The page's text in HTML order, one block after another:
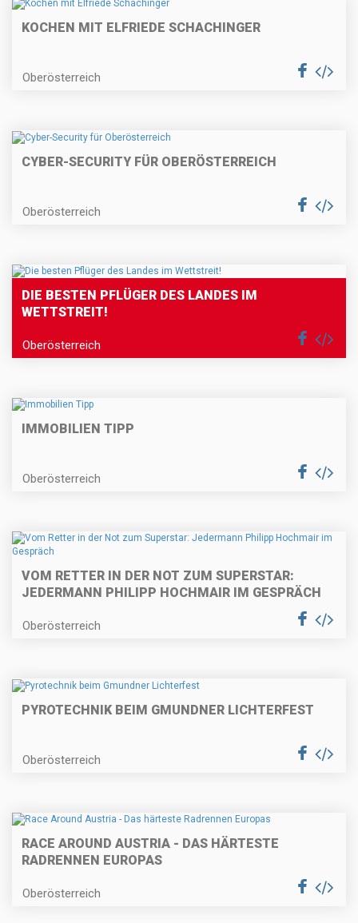
KOCHEN MIT ELFRIEDE SCHACHINGER
Oberösterreich
CYBER-SECURITY FÜR OBERÖSTERREICH
Oberösterreich
DIE BESTEN PFLÜGER DES LANDES IM
WETTSTREIT!
Oberösterreich
IMMOBILIEN TIPP
Oberösterreich
VOM RETTER IN DER NOT ZUM SUPERSTAR:
JEDERMANN PHILIPP HOCHMAIR IM GESPRÄCH
Oberösterreich
PYROTECHNIK BEIM GMUNDNER LICHTERFEST
Oberösterreich
RACE AROUND AUSTRIA - DAS HÄRTESTE
RADRENNEN EUROPAS
Oberösterreich